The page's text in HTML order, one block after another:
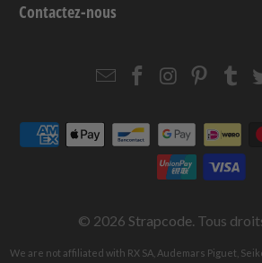
Contactez-nous
EmailStrapcode
Facebook
© 2026 Strapcode. Tous
We are not affiliated with RX SA, Audemars Piguet,